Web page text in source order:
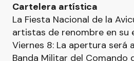
Cartelera artística
La Fiesta Nacional de la
artistas de renombre en su
Viernes 8: La apertura será
Banda Militar del Comando